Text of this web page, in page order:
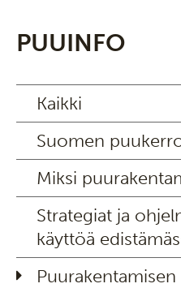
PUUINFO
Kaikki
Suomen
Miksi
Strategiat ja
käyttöä